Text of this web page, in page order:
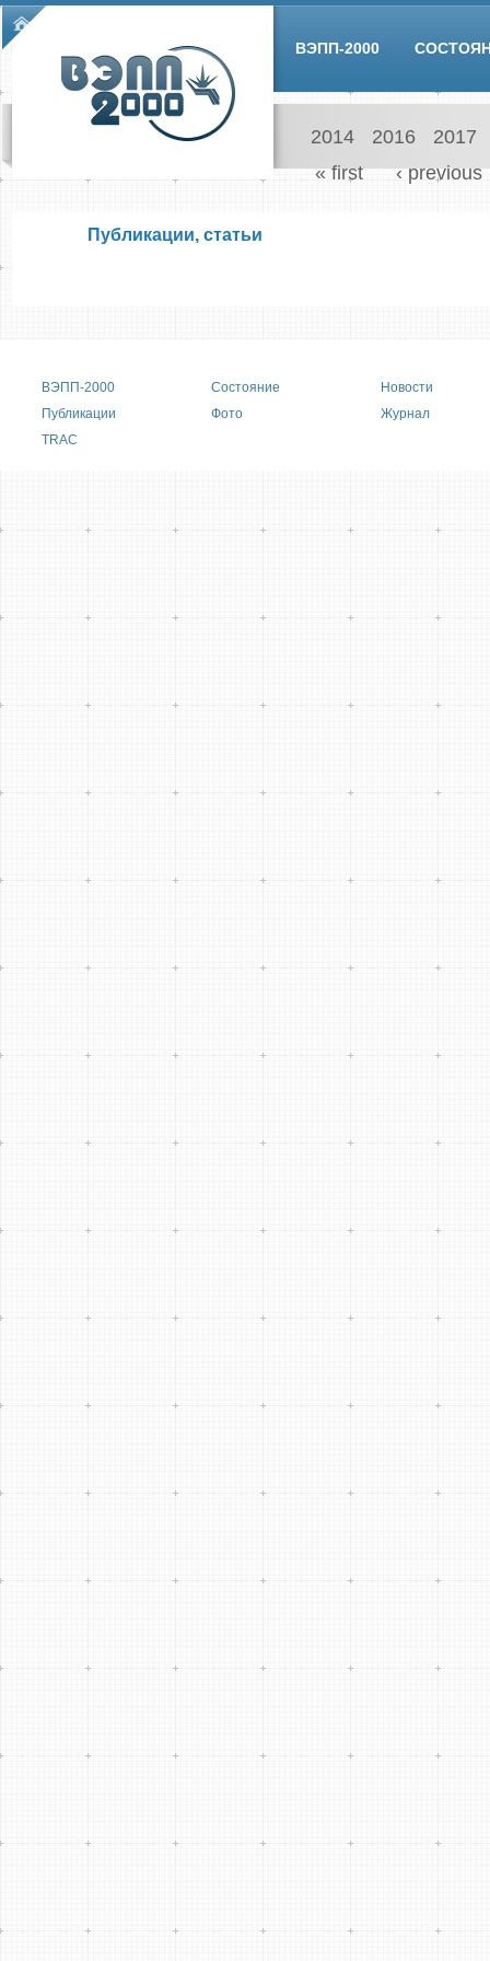
Skip to main content
Main menu
ВЭПП-2000
2014 2016 2017
Pages
« first ‹ previous
Публикации, статьи
Main menu
ВЭПП-2000 Состояние
Новости
Публикации
Фото
Журнал
TRAC